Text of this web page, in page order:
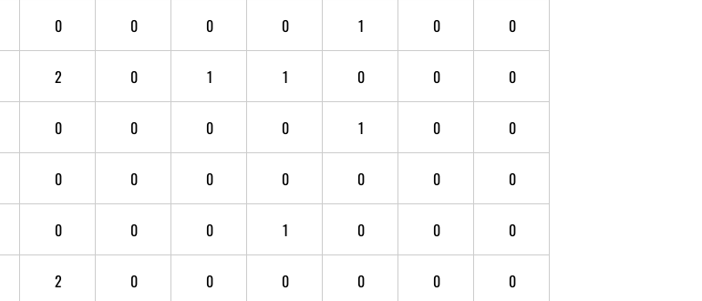
0 0 0 0 1 0 0
2 0 1 1 0 0 0
0 0 0 0 1 0 0
0 0 0 0 0 0 0
0 0 0 1 0 0 0
2 0 0 0 0 0 0